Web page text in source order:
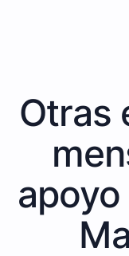
Otras